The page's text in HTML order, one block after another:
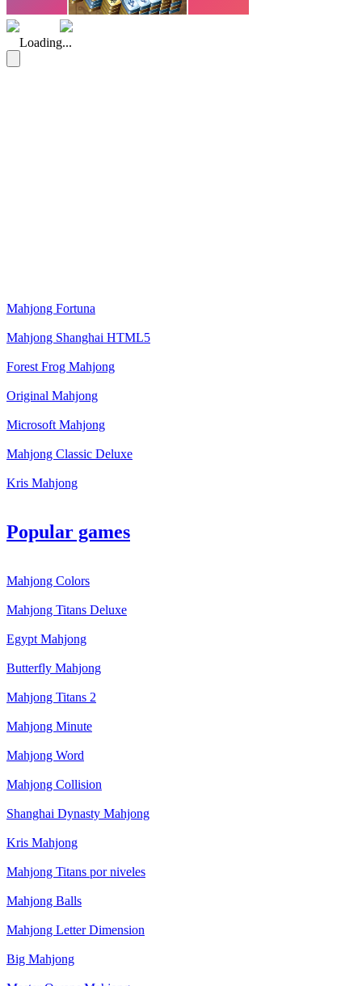
Loading...
Mahjong Fortuna
Mahjong Shanghai HTML5
Forest Frog Mahjong
Original Mahjong
Microsoft Mahjong
Mahjong Classic Deluxe
Kris Mahjong
Popular games
Mahjong Colors
Mahjong Titans Deluxe
Egypt Mahjong
Butterfly Mahjong
Mahjong Titans 2
Mahjong Minute
Mahjong Word
Mahjong Collision
Shanghai Dynasty Mahjong
Kris Mahjong
Mahjong Titans por niveles
Mahjong Balls
Mahjong Letter Dimension
Big Mahjong